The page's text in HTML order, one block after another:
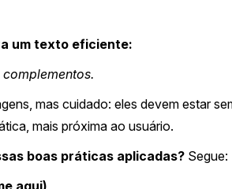
um texto eficiente:
mas cuidado: eles devem estar
mais próxima ao usuário.
boas práticas aplicadas? Segue:
aqui)